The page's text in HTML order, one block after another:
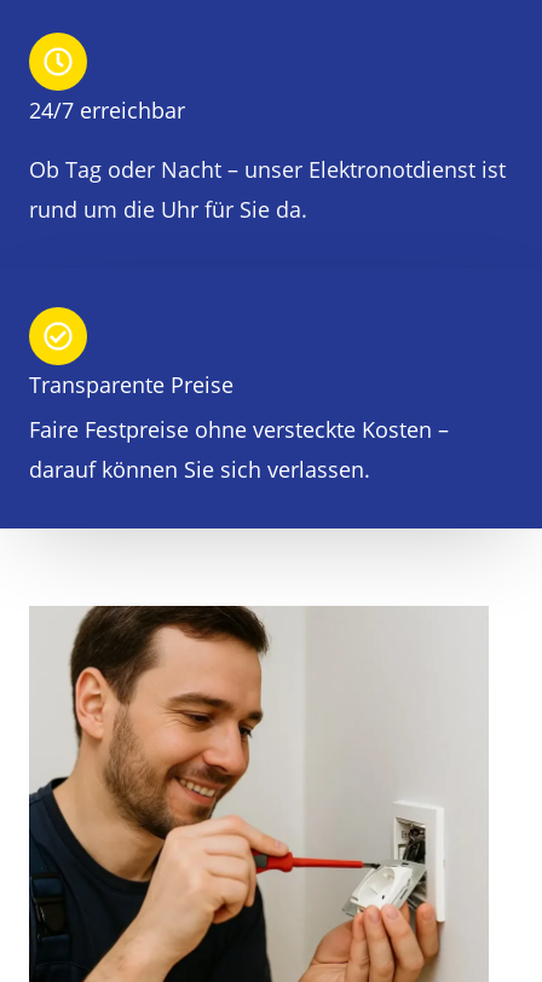
24/7 erreichbar
Ob Tag oder Nacht – unser Elektronotdienst ist
rund um die Uhr für Sie da.
Transparente Preise
Faire Festpreise ohne versteckte Kosten –
darauf können Sie sich verlassen.